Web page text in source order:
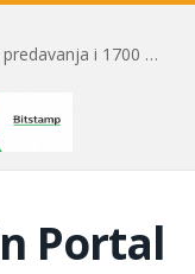
Toni Milun postao “milijarder”! Vrhunska predavanja i 1700 posjetitelja obilježili su mjesec financijske pismenosti
Portal